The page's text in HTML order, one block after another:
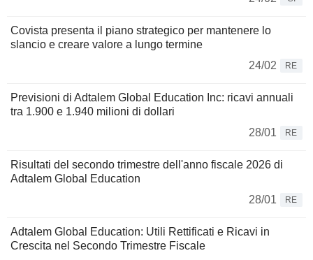
Covista presenta il piano strategico per mantenere lo
slancio e creare valore a lungo termine
24/02
RE
Previsioni di Adtalem Global Education Inc: ricavi annuali
tra 1.900 e 1.940 milioni di dollari
28/01
RE
Risultati del secondo trimestre dell'anno fiscale 2026 di
Adtalem Global Education
28/01
RE
Adtalem Global Education: Utili Rettificati e Ricavi in
Crescita nel Secondo Trimestre Fiscale